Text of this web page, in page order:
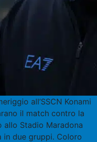
all’SSCN Konami
il match contro la
allo Stadio Maradona
in due gruppi. Coloro